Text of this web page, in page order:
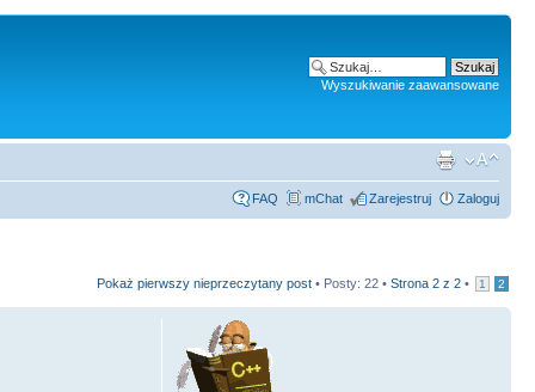
Wyszukiwanie zaawansowane
FAQ mChat Zarejestruj Zaloguj
Pokaż pierwszy nieprzeczytany post • Posty: 22 • Strona 2 z 2 • 1 2